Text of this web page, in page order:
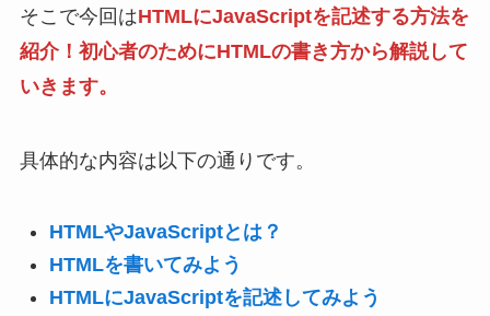
そこで今回はHTMLにJavaScriptを記述する方法を
紹介！初心者のためにHTMLの書き方から解説して
いきます。
具体的な内容は以下の通りです。
HTMLやJavaScriptとは？
HTMLを書いてみよう
HTMLにJavaScriptを記述してみよう